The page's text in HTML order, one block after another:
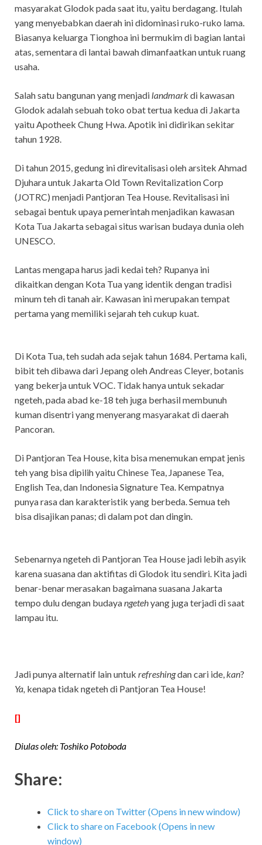
masyarakat Glodok pada saat itu, yaitu berdagang. Itulah
yang menyebabkan daerah ini didominasi ruko-ruko lama.
Biasanya keluarga Tionghoa ini bermukim di bagian lantai
atas, sementara di lantai bawah dimanfaatkan untuk ruang
usaha.
Salah satu bangunan yang menjadi landmarkdi kawasan
Glodok adalah sebuah toko obat tertua kedua di Jakarta
yaitu Apotheek Chung Hwa. Apotik ini didirikan sekitar
tahun 1928.
Di tahun 2015, gedung ini direvitalisasi oleh arsitek Ahmad
Djuhara untuk Jakarta Old Town Revitalization Corp
(JOTRC) menjadi Pantjoran Tea House. Revitalisasi ini
sebagai bentuk upaya pemerintah menjadikan kawasan
Kota Tua Jakarta sebagai situs warisan budaya dunia oleh
UNESCO.
Lantas mengapa harus jadi kedai teh? Rupanya ini
dikaitkan dengan Kota Tua yang identik dengan tradisi
minum teh di tanah air. Kawasan ini merupakan tempat
pertama yang memiliki sejarah teh cukup kuat.
Di Kota Tua, teh sudah ada sejak tahun 1684. Pertama kali,
bibit teh dibawa dari Jepang oleh Andreas Cleyer, botanis
yang bekerja untuk VOC. Tidak hanya untuk sekadar
ngeteh, pada abad ke-18 teh juga berhasil membunuh
kuman disentri yang menyerang masyarakat di daerah
Pancoran.
Di Pantjoran Tea House, kita bisa menemukan empat jenis
teh yang bisa dipilih yaitu Chinese Tea, Japanese Tea,
English Tea, dan Indonesia Signature Tea. Kempatnya
punya rasa dan karakteristik yang berbeda. Semua teh
bisa disajikan panas; di dalam pot dan dingin.
Sebenarnya ngeteh di Pantjoran Tea House jadi lebih asyik
karena suasana dan aktifitas di Glodok itu sendiri. Kita jadi
benar-benar merasakan bagaimana suasana Jakarta
tempo dulu dengan budayangetehyang juga terjadi di saat
lampau itu.
Jadi punya alternatif lain untuk refreshingdan cari ide,kan?
Ya, kenapa tidak ngeteh di Pantjoran Tea House!
[]
Diulas oleh: Toshiko Potoboda
Share:
Click to share on Twitter (Opens in new window)
Click to share on Facebook (Opens in new
window)